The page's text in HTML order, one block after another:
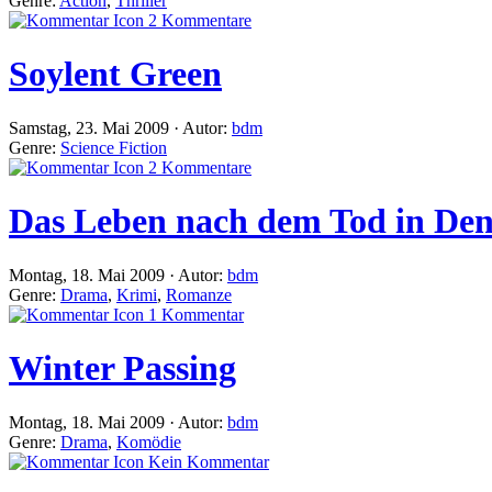
2 Kommentare
Soylent Green
Samstag, 23. Mai 2009 · Autor: bdm
Genre: Science Fiction
2 Kommentare
Das Leben nach dem Tod in
Montag, 18. Mai 2009 · Autor: bdm
Genre: Drama, Krimi, Romanze
1 Kommentar
Winter Passing
Montag, 18. Mai 2009 · Autor: bdm
Genre: Drama, Komödie
Kein Kommentar